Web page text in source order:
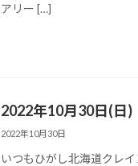
アリー […]
2022年10月30日(日)
2022年10月30日
いつもひがし北海道クレ